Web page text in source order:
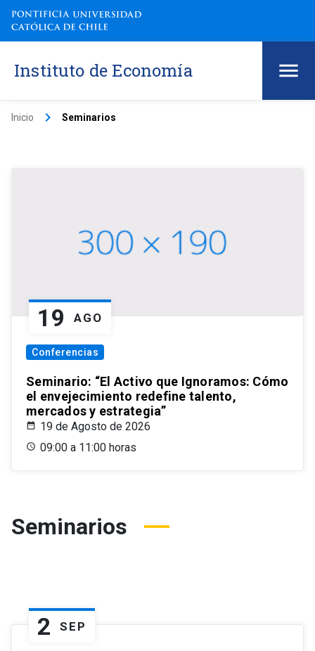
Instituto de Economía
Inicio keyboard_arrow_right Seminarios
19 AGO
Conferencias
Seminario: “El Activo que Ignoramos: Cómo
el envejecimiento redefine talento,
mercados y estrategia”
19 de Agosto de 2026
09:00 a 11:00 horas
Seminarios
2 SEP